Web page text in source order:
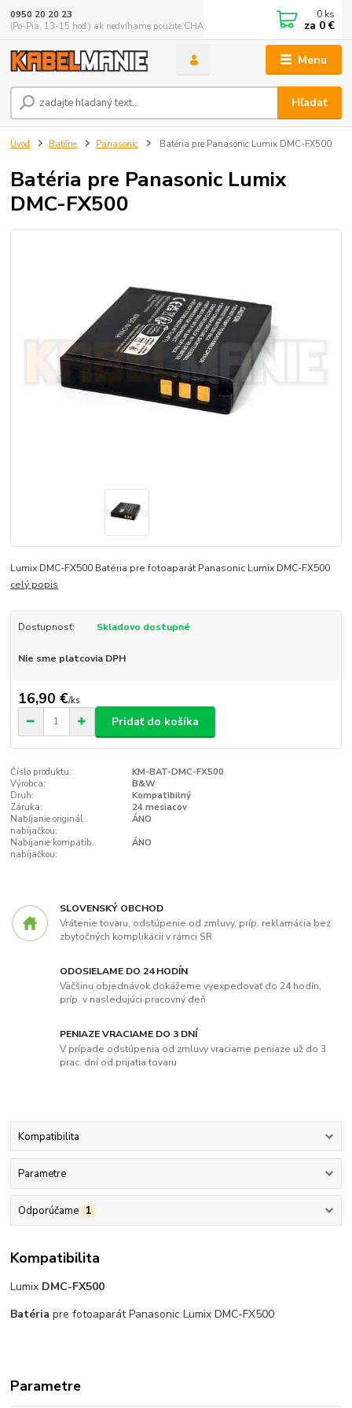
Menu
Hľadať
0950 20 20 23
(Po-Pia, 13-15 hod.) ak nedvíhame použite CHATBOX
0 ks
za 0 €
Úvod Batérie Panasonic Batéria pre Panasonic Lumix DMC-FX500
Batéria pre Panasonic Lumix
DMC-FX500
Lumix DMC-FX500 Batéria pre fotoaparát Panasonic Lumix DMC-FX500
celý popis
Dostupnosť: Skladovo dostupné
Nie sme platcovia DPH
16,90 €/ks
Pridať do košíka
Číslo produktu:
KM-BAT-DMC-FX500
Výrobca:
B&W
Druh:
Kompatibilný
Záruka:
24 mesiacov
Nabíjanie originál.
nabíjačkou:
ÁNO
Nabíjanie kompatib.
nabíjačkou:
ÁNO
SLOVENSKÝ OBCHOD
Vrátenie tovaru, odstúpenie od zmluvy, príp. reklamácia bez
zbytočných komplikácii v rámci SR
ODOSIELAME DO 24 HODÍN
Väčšinu objednávok dokážeme vyexpedovať do 24 hodín,
príp. v nasledujúci pracovný deň
PENIAZE VRACIAME DO 3 DNÍ
V prípade odstúpenia od zmluvy vraciame peniaze už do 3
prac. dní od prijatia tovaru
Kompatibilita
Parametre
Odporúčame 1
Kompatibilita
Lumix DMC-FX500
Batéria pre fotoaparát Panasonic Lumix DMC-FX500
Parametre